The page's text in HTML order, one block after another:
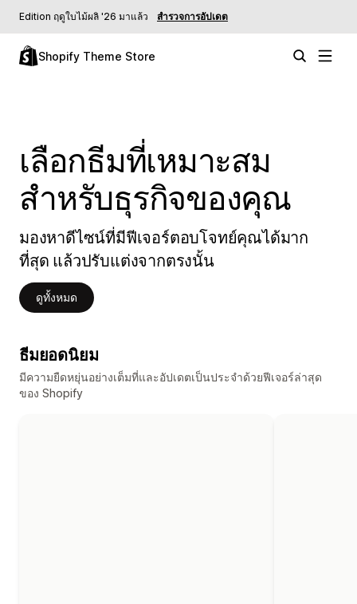
Edition ฤดูใบไม้ผลิ '26 มาแล้ว สำรวจการอัปเดต
Shopify Theme Store
เลือกธีมที่เหมาะสม
สำหรับธุรกิจของคุณ
มองหาดีไซน์ที่มีฟีเจอร์ตอบโจทย์คุณได้มาก
ที่สุด แล้วปรับแต่งจากตรงนั้น
ดูทั้งหมด
ธีมยอดนิยม
มีความยืดหยุ่นอย่างเต็มที่และอัปเดตเป็นประจำด้วยฟีเจอร์ล่าสุด
ของ Shopify